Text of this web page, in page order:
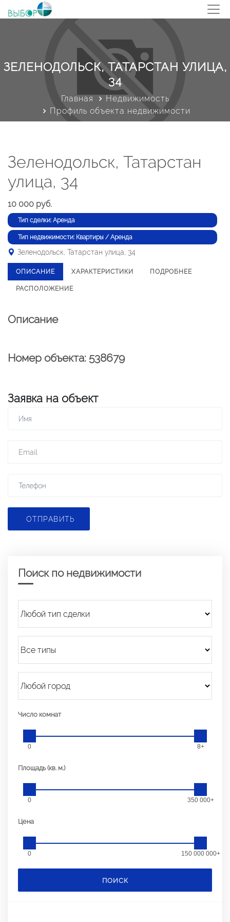
ЗЕЛЕНОДОЛЬСК, ТАТАРСТАН УЛИЦА,
34
Главная
Недвижимость
Профиль объекта недвижимости
Зеленодольск, Татарстан
улица, 34
10 000 руб.
Тип сделки: Аренда
Тип недвижимости: Квартиры / Аренда
Зеленодольск, Татарстан улица, 34
ОПИСАНИЕ ХАРАКТЕРИСТИКИ ПОДРОБНЕЕ
РАСПОЛОЖЕНИЕ
Описание
Номер объекта: 538679
Заявка на объект
ОТПРАВИТЬ
Поиск по недвижимости
Число комнат
0 8+
Площадь (кв. м.)
0 350 000+
Цена
0 150 000 000+
ПОИСК